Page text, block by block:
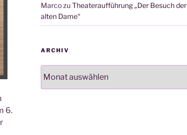
6.
Marcozu Theateraufführung „Der Besuch der
alten Dame“
ARCHIV